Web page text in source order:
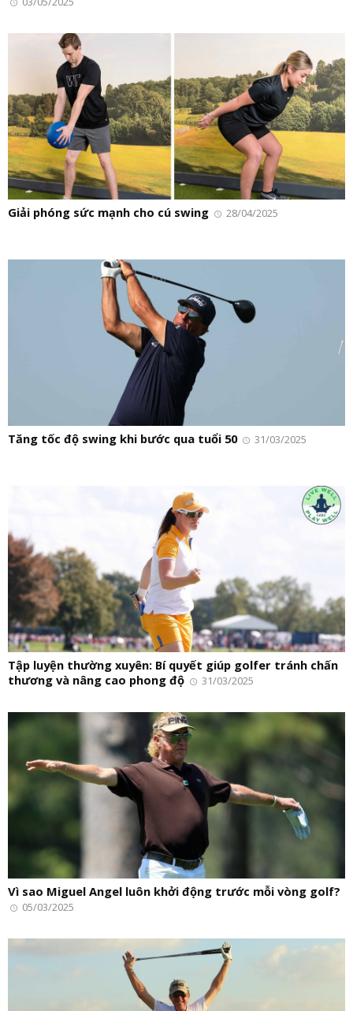
Giải phóng sức mạnh cho cú swing 28/04/2025
Tăng tốc độ swing khi bước qua tuổi 50 31/03/2025
Tập luyện thường xuyên: Bí quyết giúp golfer tránh chấn
thương và nâng cao phong độ
31/03/2025
Vì sao Miguel Angel luôn khởi động trước mỗi vòng golf?
05/03/2025